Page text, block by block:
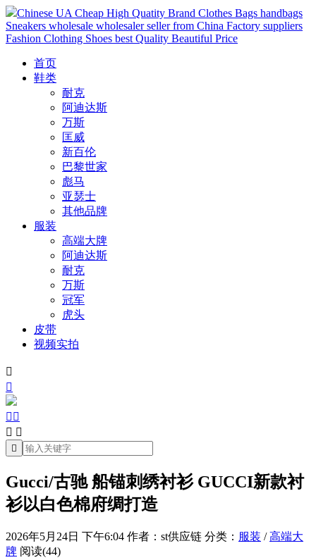
Chinese UA Cheap High Quatity Brand Clothes Bags handbags
Sneakers wholesale wholesaler seller from China Factory suppliers
Fashion Clothing Shoes best Quality Beautiful Price
首页
鞋类
耐克
阿迪达斯
万斯
匡威
新百伦
巴黎世家
彪马
亚瑟士
其他品牌
服装
高端大牌
阿迪达斯
耐克
万斯
冠军
虎头
皮带
视频实拍


 
 

Gucci/古驰 船锚刺绣衬衫 GUCCI新款衬
衫以白色棉府绸打造
2026年5月24日 下午6:04 作者：st供应链 分类： 服装 /高端大
牌 阅读(44)